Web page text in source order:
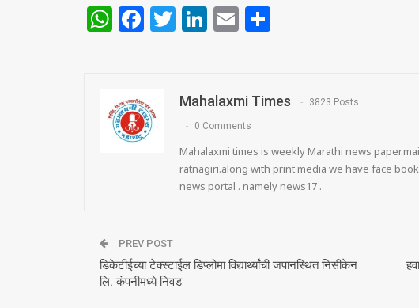
WhatsApp
Facebook
Twitter
LinkedIn
Email
Mahalaxmi Times 3823 Posts
0 Comments
Mahalaxmi times is weekly Marathi news
ratnagiri.along with print media we have face
news portal . namely news17 .
PREV POST
डिकेटीईच्या टेक्स्टाईल डिप्लोमा विद्यार्थ्यांची जपानस्थित निसीकेन
लि. कंपनीमध्ये निवड